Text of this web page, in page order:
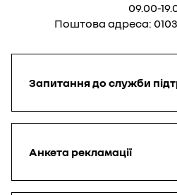
09.00-
Поштова адреса:
Запитання до служби
Анкета рекламації